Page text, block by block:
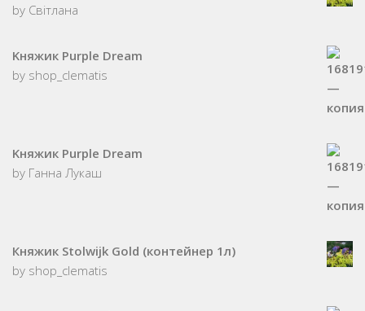
by Світлана
Kняжик Purple Dream
by shop_clematis
Kняжик Purple Dream
by Ганна Лукаш
Княжик Stolwijk Gold (контейнер 1л)
by shop_clematis